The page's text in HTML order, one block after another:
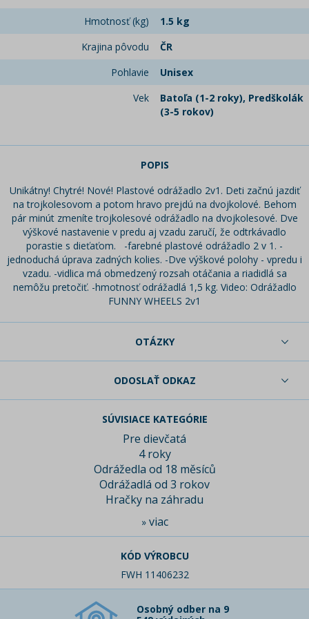
Hmotnosť (kg)
1.5 kg
Krajina pôvodu
ČR
Pohlavie
Unisex
Vek
Batoľa (1-2 roky), Predškolák
(3-5 rokov)
POPIS
Unikátny! Chytré! Nové! Plastové odrážadlo 2v1. Deti začnú jazdiť
na trojkolesovom a potom hravo prejdú na dvojkolové. Behom
pár minút zmeníte trojkolesové odrážadlo na dvojkolesové. Dve
výškové nastavenie v predu aj vzadu zaručí, že odtrkávadlo
porastie s dieťaťom. -farebné plastové odrážadlo 2 v 1. -
jednoduchá úprava zadných kolies. -Dve výškové polohy - vpredu i
vzadu. -vidlica má obmedzený rozsah otáčania a riadidlá sa
nemôžu pretočiť. -hmotnosť odrážadlá 1,5 kg. Video: Odrážadlo
FUNNY WHEELS 2v1
OTÁZKY
ODOSLAŤ ODKAZ
SÚVISIACE KATEGÓRIE
Pre dievčatá
4 roky
Odrážedla od 18 měsíců
Odrážadlá od 3 rokov
Hračky na záhradu
» viac
KÓD VÝROBCU
FWH 11406232
Osobný odber na 9